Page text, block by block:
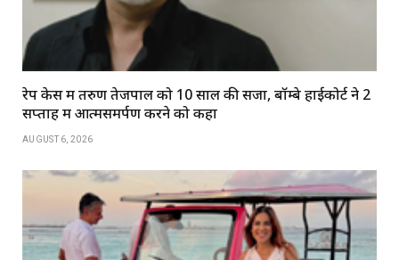
रेप केस में तरुण तेजपाल को 10 साल की सजा, बॉम्बे हाईकोर्ट ने 2
सप्ताह में आत्मसमर्पण करने को कहा
AUGUST 6, 2026